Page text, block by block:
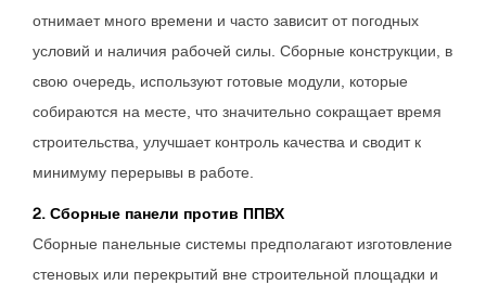
отнимает много времени и часто зависит от погодных
условий и наличия рабочей силы. Сборные конструкции, в
свою очередь, используют готовые модули, которые
собираются на месте, что значительно сокращает время
строительства, улучшает контроль качества и сводит к
минимуму перерывы в работе.
2. Сборные панели против ППВХ
Сборные панельные системы предполагают изготовление
стеновых или перекрытий вне строительной площадки и